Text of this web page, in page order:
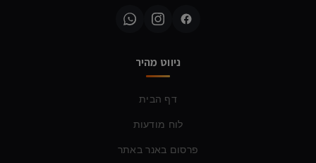
ניווט מהיר
דף הבית
לוח מודעות
פרסום באנר באתר